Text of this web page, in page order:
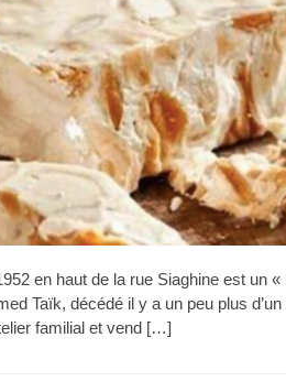
en haut de la rue Siaghine est un
Taïk, décédé il y a un peu plus
familial et vend […]